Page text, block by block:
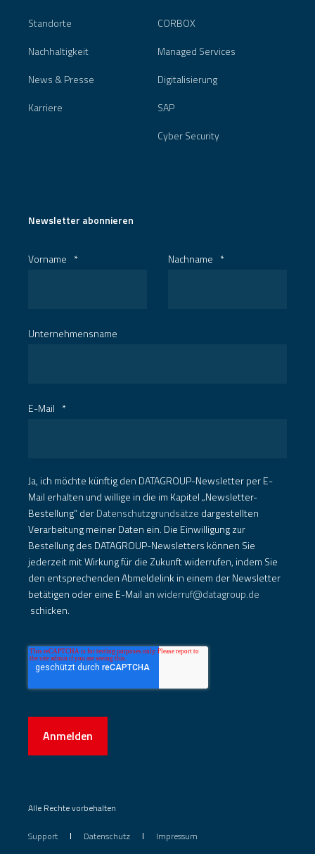
Standorte
Nachhaltigkeit
News & Presse
Karriere
CORBOX
Managed Services
Digitalisierung
SAP
Cyber Security
Newsletter abonnieren
Vorname * Nachname *
Unternehmensname
E-Mail *
Ja, ich möchte künftig den DATAGROUP-Newsletter per E-
Mail erhalten und willige in die im Kapitel „Newsletter-
Bestellung“ derDatenschutzgrundsätze dargestellten
Verarbeitung meiner Daten ein. Die Einwilligung zur
Bestellung des DATAGROUP-Newsletters können Sie
jederzeit mit Wirkung für die Zukunft widerrufen, indem Sie
den entsprechenden Abmeldelink in einem der Newsletter
betätigen oder eine E-Mail anwiderruf@datagroup.de
schicken.
Anmelden
Alle Rechte vorbehalten
Support Datenschutz
Impressum